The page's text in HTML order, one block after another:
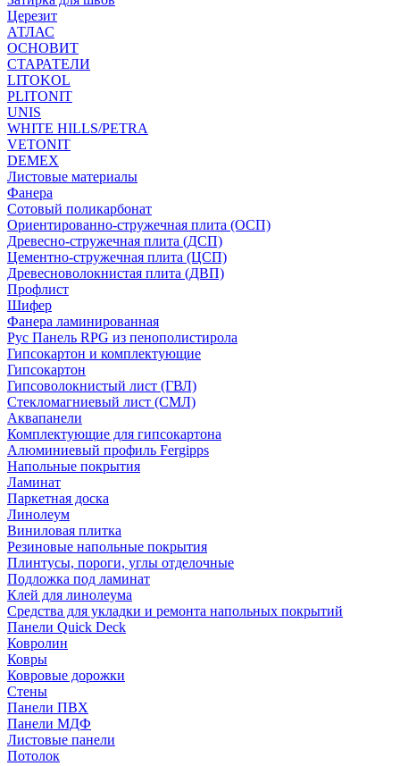
Церезит
АТЛАС
ОСНОВИТ
СТАРАТЕЛИ
LITOKOL
PLITONIT
UNIS
WHITE HILLS/PETRA
VETONIT
DEMEX
Листовые материалы
Фанера
Сотовый поликарбонат
Ориентированно-стружечная плита (ОСП)
Древесно-стружечная плита (ДСП)
Цементно-стружечная плита (ЦСП)
Древесноволокнистая плита (ДВП)
Профлист
Шифер
Фанера ламинированная
Рус Панель RPG из пенополистирола
Гипсокартон и комплектующие
Гипсокартон
Гипсоволокнистый лист (ГВЛ)
Стекломагниевый лист (СМЛ)
Аквапанели
Комплектующие для гипсокартона
Алюминиевый профиль Fergipps
Напольные покрытия
Ламинат
Паркетная доска
Линолеум
Виниловая плитка
Резиновые напольные покрытия
Плинтусы, пороги, углы отделочные
Подложка под ламинат
Клей для линолеума
Средства для укладки и ремонта напольных покрытий
Панели Quick Deck
Ковролин
Ковры
Ковровые дорожки
Стены
Панели ПВХ
Панели МДФ
Листовые панели
Потолок